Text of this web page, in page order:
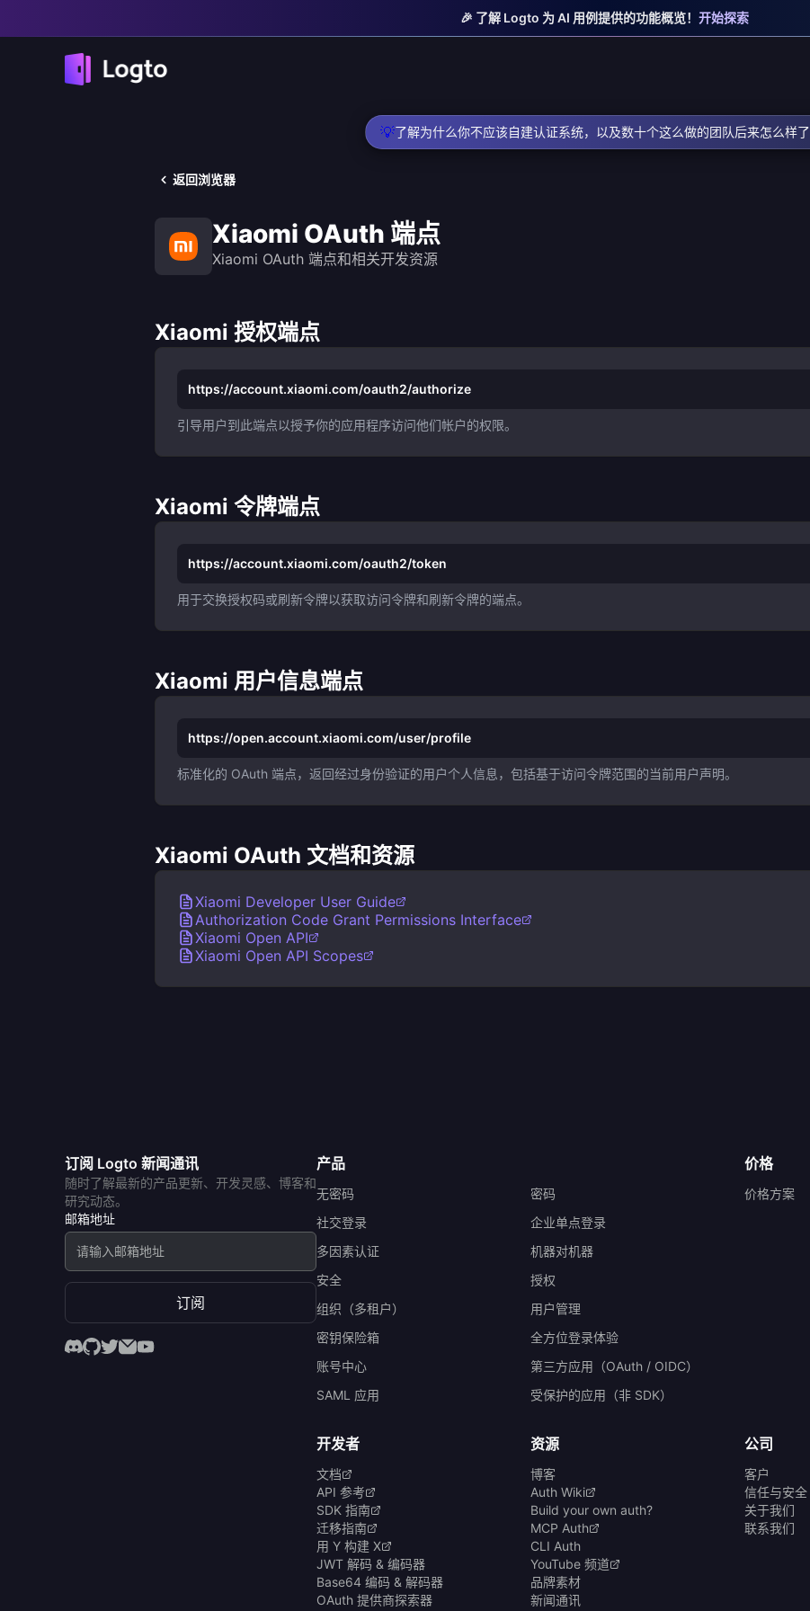
🎉 了解 Logto 为 AI 用例提供的功能概览！ 开始探索
💡了解为什么你不应该自建认证系统，以及数十个这么做的团队后来怎么样了
返回浏览器
Xiaomi OAuth 端点
Xiaomi OAuth 端点和相关开发资源
Xiaomi 授权端点
https://account.xiaomi.com/oauth2/authorize
引导用户到此端点以授予你的应用程序访问他们帐户的权限。
Xiaomi 令牌端点
https://account.xiaomi.com/oauth2/token
用于交换授权码或刷新令牌以获取访问令牌和刷新令牌的端点。
Xiaomi 用户信息端点
https://open.account.xiaomi.com/user/profile
标准化的 OAuth 端点，返回经过身份验证的用户个人信息，包括基于访问令牌范围的当前用户声明。
Xiaomi OAuth 文档和资源
Xiaomi Developer User Guide
Authorization Code Grant Permissions Interface
Xiaomi Open API
Xiaomi Open API Scopes
订阅 Logto 新闻通讯
随时了解最新的产品更新、开发灵感、博客和
研究动态。
邮箱地址
订阅
产品
无密码
密码
社交登录
企业单点登录
多因素认证
机器对机器
安全
授权
组织（多租户）
用户管理
密钥保险箱
全方位登录体验
账号中心
第三方应用（OAuth / OIDC）
SAML 应用
受保护的应用（非 SDK）
价格
价格方案
开发者
文档
API 参考
SDK 指南
迁移指南
用 Y 构建 X
JWT 解码 & 编码器
Base64 编码 & 解码器
OAuth 提供商探索器
资源
博客
Auth Wiki
Build your own auth?
MCP Auth
CLI Auth
YouTube 频道
品牌素材
新闻通讯
公司
客户
信任与安全
关于我们
联系我们